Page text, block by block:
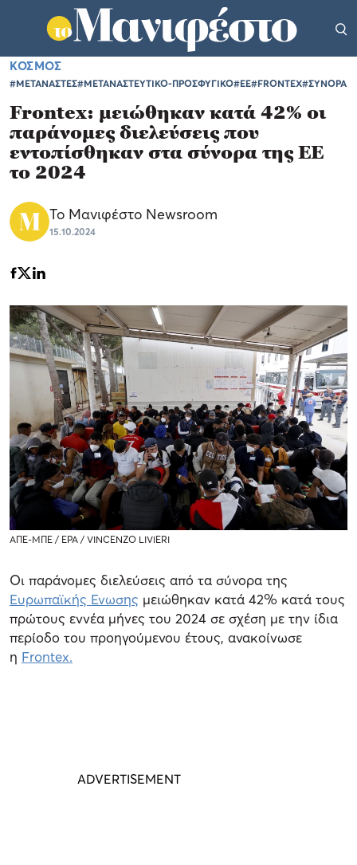
ΚΟΣΜΟΣ
#ΜΕΤΑΝΑΣΤΕΣ#ΜΕΤΑΝΑΣΤΕΥΤΙΚΟ-ΠΡΟΣΦΥΓΙΚΟ#ΕΕ#FRONTEX#ΣΥΝΟΡΑ
Frontex: μειώθηκαν κατά 42% οι
παράνομες διελεύσεις που
εντοπίσθηκαν στα σύνορα της ΕΕ
το 2024
Το Μανιφέστο Newsroom
15.10.2024
ΑΠΕ-ΜΠΕ / EPA / VINCENZO LIVIERI
Οι παράνομες διελεύσεις από τα σύνορα της
Ευρωπαϊκής Ενωσης μειώθηκαν κατά 42% κατά τους
πρώτους εννέα μήνες του 2024 σε σχέση με την ίδια
περίοδο του προηγούμενου έτους, ανακοίνωσε
η Frontex.